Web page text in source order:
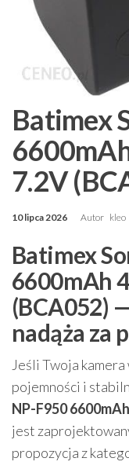
Batimex
7.2V
10 lipca 2026 Autor kleo
Batimex
6600mAh
(BCA052)
nadąża za
Jeśli Twoja
pojemności i
NP-F950
jest
propozycja z